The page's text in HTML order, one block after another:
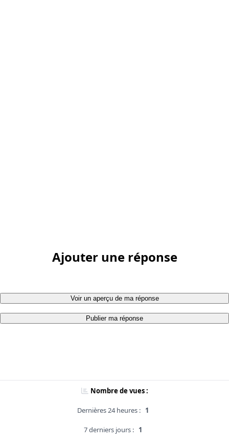
Ajouter une réponse
Voir un aperçu de ma réponse
Publier ma réponse
Nombre de vues :
Dernières 24 heures : 1
7 derniers jours : 1